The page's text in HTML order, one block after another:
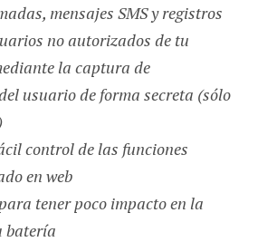
mensajes SMS y registros
no autorizados de tu
la captura de
usuario de forma secreta (sólo
control de las funciones
en web
tener poco impacto en la
batería